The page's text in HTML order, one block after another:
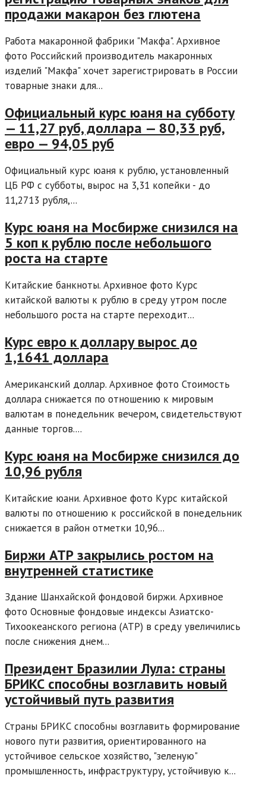
продажи макарон без глютена
Работа макаронной фабрики "Макфа". Архивное
фото Российский производитель макаронных
изделий "Макфа" хочет зарегистрировать в России
товарные знаки для...
Официальный курс юаня на субботу
— 11,27 руб, доллара — 80,33 руб,
евро — 94,05 руб
Официальный курс юаня к рублю, установленный
ЦБ РФ с субботы, вырос на 3,31 копейки - до
11,2713 рубля,...
Курс юаня на Мосбирже снизился на
5 коп к рублю после небольшого
роста на старте
Китайские банкноты. Архивное фото Курс
китайской валюты к рублю в среду утром после
небольшого роста на старте переходит...
Курс евро к доллару вырос до
1,1641 доллара
Американский доллар. Архивное фото Стоимость
доллара снижается по отношению к мировым
валютам в понедельник вечером, свидетельствуют
данные торгов....
Курс юаня на Мосбирже снизился до
10,96 рубля
Китайские юани. Архивное фото Курс китайской
валюты по отношению к российской в понедельник
снижается в район отметки 10,96...
Биржи АТР закрылись ростом на
внутренней статистике
Здание Шанхайской фондовой биржи. Архивное
фото Основные фондовые индексы Азиатско-
Тихоокеанского региона (АТР) в среду увеличились
после снижения днем...
Президент Бразилии Лула: страны
БРИКС способны возглавить новый
устойчивый путь развития
Страны БРИКС способны возглавить формирование
нового пути развития, ориентированного на
устойчивое сельское хозяйство, "зеленую"
промышленность, инфраструктуру, устойчивую к...